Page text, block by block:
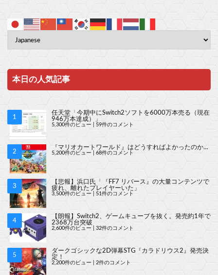
本日の人気記事
任天堂「今期中にSwitch2ソフトを6000万本売る（現在
946万本達成）」
5,300件のビュー 59件のコメント
『マリオカートワールド』はどうすればよかったのか…
5,200件のビュー |68件のコメント
【悲報】浜口氏「『FF7 リバース』の大量コンテンツで
疲れ、離れたプレイヤーいた」
3,500件のビュー| 51件のコメント
【朗報】Switch2、ゲームキューブを抜く。発売約1年で
2368万台突破
2,600件のビュー 32件のコメント
ダークゴシックな2D弾幕STG『カラドリウス2』発売決
定！
2,200件のビュー |2件のコメント